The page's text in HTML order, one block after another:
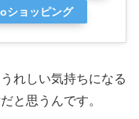
ショッピング
れしい気持ちになる
と思うんです。